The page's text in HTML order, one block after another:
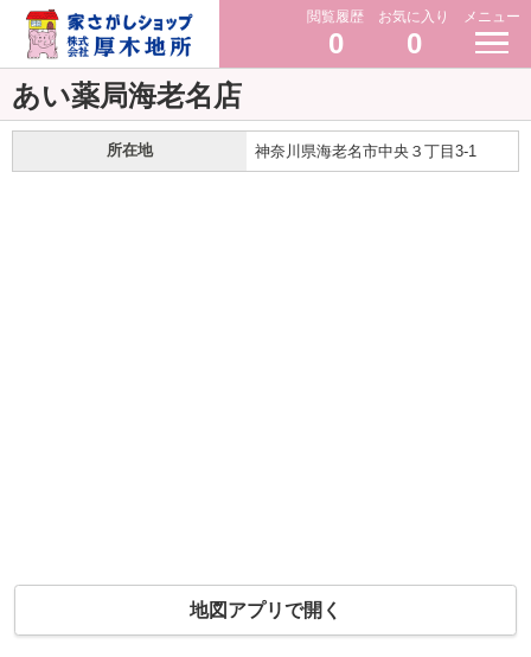
閲覧履歴
0
お気に入り
0
メニュー
あい薬局海老名店
所在地 神奈川県海老名市中央３丁目3-1
地図アプリで開く